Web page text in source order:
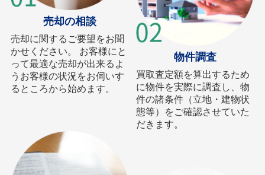
売却の相談
売却に関するご要望をお聞
かせください。 お客様にと
って最適な売却が出来るよ
うお客様の状況をお伺いす
るところから始めます。
物件調査
買取査定額を算出するため
に物件を実際に調査し、物
件の諸条件（立地・建物状
態等）をご確認させていた
だきます。